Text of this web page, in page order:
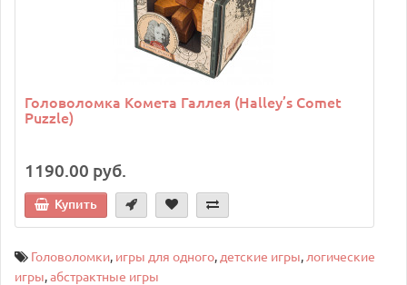
Головоломка Комета Галлея (Halley’s Comet
Puzzle)
1190.00 руб.
Купить
Головоломки, игры для одного, детские игры, логические
игры,абстрактные игры